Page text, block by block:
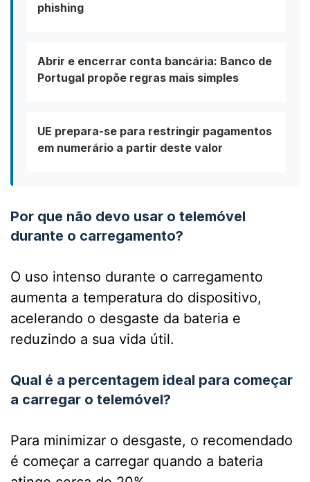
phishing
Abrir e encerrar conta bancária: Banco de
Portugal propõe regras mais simples
UE prepara-se para restringir pagamentos
em numerário a partir deste valor
Por que não devo usar o telemóvel
durante o carregamento?
O uso intenso durante o carregamento
aumenta a temperatura do dispositivo,
acelerando o desgaste da bateria e
reduzindo a sua vida útil.
Qual é a percentagem ideal para começar
a carregar o telemóvel?
Para minimizar o desgaste, o recomendado
é começar a carregar quando a bateria